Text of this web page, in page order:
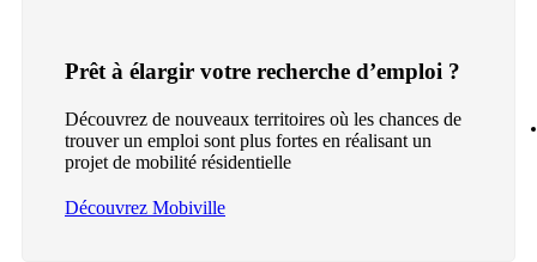
Prêt à élargir votre recherche d’emploi ?
Découvrez de nouveaux territoires où les chances de
trouver un emploi sont plus fortes en réalisant un
projet de mobilité résidentielle
Découvrez Mobiville